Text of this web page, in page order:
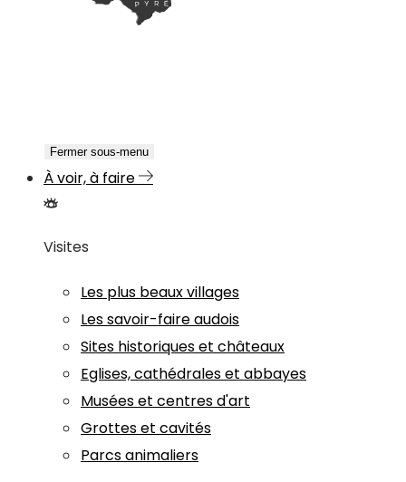
Fermer sous-menu
À voir, à faire
Visites
Les plus beaux villages
Les savoir-faire audois
Sites historiques et châteaux
Eglises, cathédrales et abbayes
Musées et centres d'art
Grottes et cavités
Parcs animaliers